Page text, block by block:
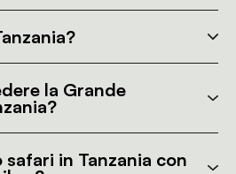
la Grande
safari in Tanzania con